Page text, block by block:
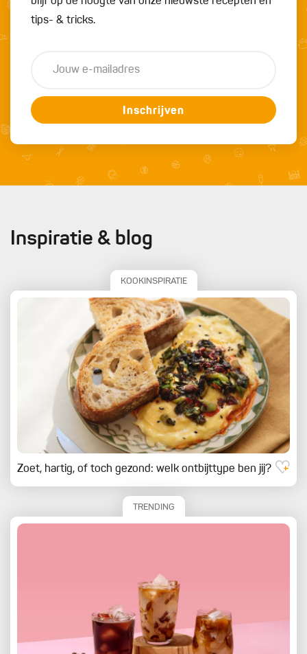
tips- & tricks.
Inschrijven
Inspiratie & blog
KOOKINSPIRATIE
Zoet, hartig, of toch gezond: welk ontbijttype ben jij?
TRENDING